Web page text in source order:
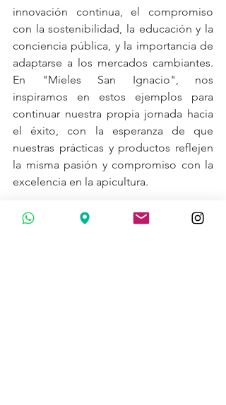
innovación continua, el compromiso
con la sostenibilidad, la educación y la
conciencia pública, y la importancia de
adaptarse a los mercados cambiantes.
En "Mieles San Ignacio", nos
inspiramos en estos ejemplos para
continuar nuestra propia jornada hacia
el éxito, con la esperanza de que
nuestras prácticas y productos reflejen
la misma pasión y compromiso con la
excelencia en la apicultura.